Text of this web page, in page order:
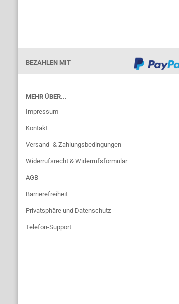
BEZAHLEN MIT
MEHR ÜBER...
Impressum
Kontakt
Versand- & Zahlungsbedingungen
Widerrufsrecht & Widerrufsformular
AGB
Barrierefreiheit
Privatsphäre und Datenschutz
Telefon-Support